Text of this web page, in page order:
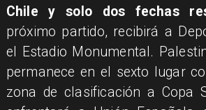
Chile y solo dos fechas
próximo partido, recibirá a
el Estadio Monumental.
permanece en el sexto lugar
zona de clasificación a Copa